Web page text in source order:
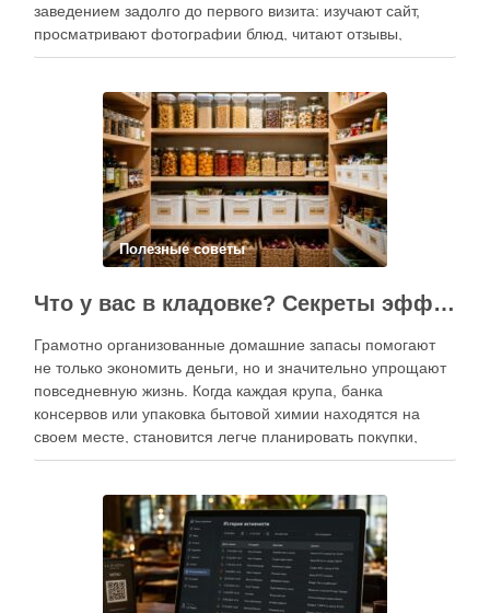
заведением задолго до первого визита: изучают сайт,
просматривают фотографии блюд, читают отзывы,
оценивают интерьер, сравнивают цены и даже смотрят
продвижение становится одним из ключевых
инструментов увеличения посещаемости, повышения …
Полезные советы
Что у вас в кладовке? Секреты эффективного планирования запасов
Грамотно организованные домашние запасы помогают
не только экономить деньги, но и значительно упрощают
повседневную жизнь. Когда каждая крупа, банка
консервов или упаковка бытовой химии находятся на
своем месте, становится легче планировать покупки,
готовить блюда и избегать лишних расходов.
перестал быть исключительно способом подготовки к …